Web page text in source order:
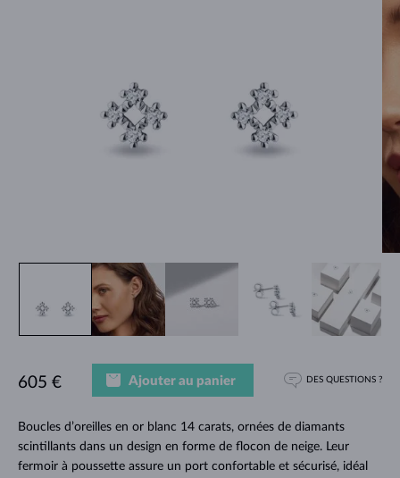
Boucles d’oreilles en or blanc 14 carats, ornées de diamants
scintillants dans un design en forme de flocon de neige. Leur
fermoir à poussette assure un port confortable et sécurisé, idéal
605 € Ajouter au panier DES QUESTIONS ?